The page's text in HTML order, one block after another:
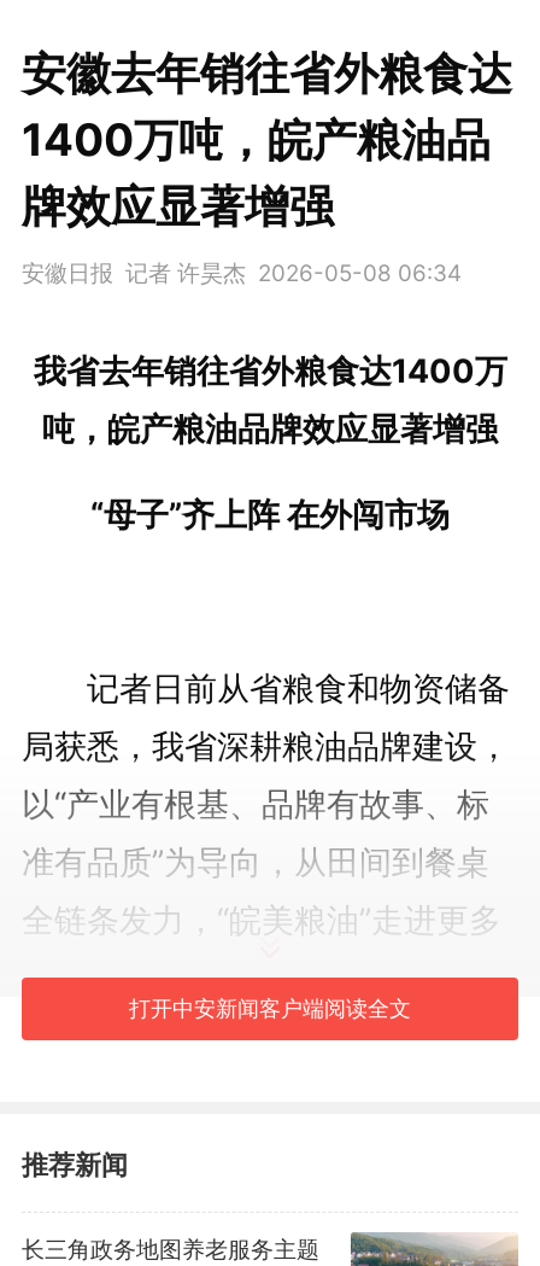
安徽去年销往省外粮食达
1400万吨，皖产粮油品
牌效应显著增强
安徽日报 记者 许昊杰 2026-05-08 06:34
我省去年销往省外粮食达1400万
吨，皖产粮油品牌效应显著增强
“母子”齐上阵 在外闯市场
记者日前从省粮食和物资储备
局获悉，我省深耕粮油品牌建设，
以“产业有根基、品牌有故事、标
准有品质”为导向，从田间到餐桌
全链条发力，“皖美粮油”走进更多
家庭、走上更多餐桌，品牌知名度
和影响力持续扩大。2025年，我
我省整体形成了“1+20+N”品
牌体系，即1个省级公共品牌“皖美
打开中安新闻客户端阅读全文
推荐新闻
长三角政务地图养老服务主题